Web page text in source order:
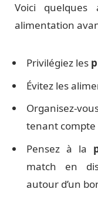
Voici quelques
alimentation
Privilégiez les
Évitez les
Organisez-
tenant compte
Pensez à la
match en
autour d’un